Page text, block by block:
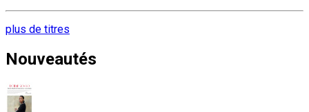
plus de titres
Nouveautés